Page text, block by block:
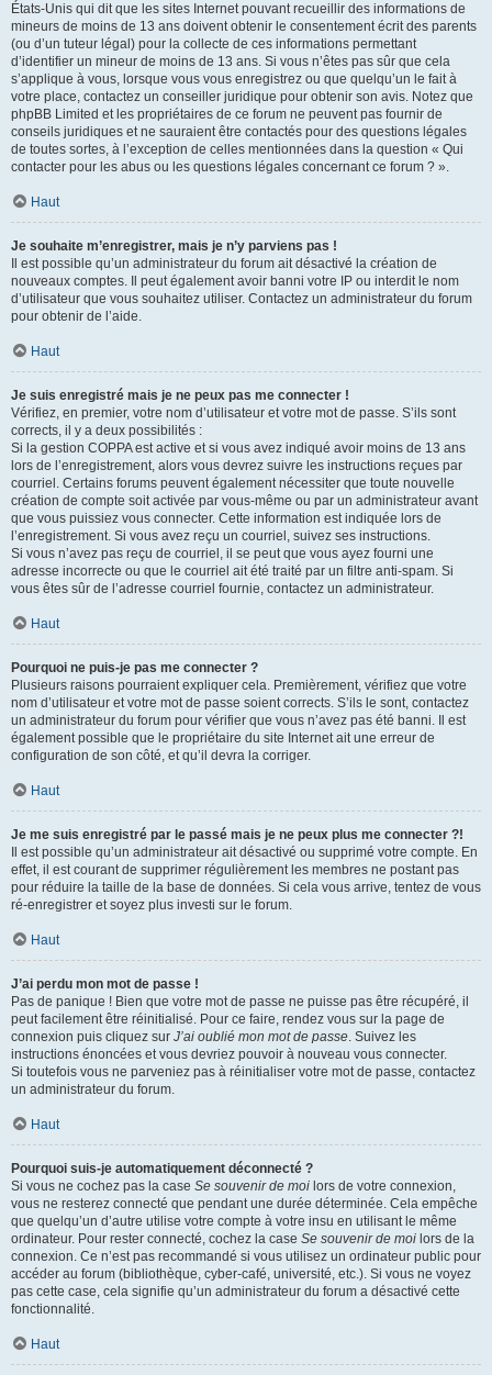
États-Unis qui dit que les sites Internet pouvant recueillir des informations de
mineurs de moins de 13 ans doivent obtenir le consentement écrit des parents
(ou d’un tuteur légal) pour la collecte de ces informations permettant
d’identifier un mineur de moins de 13 ans. Si vous n’êtes pas sûr que cela
s’applique à vous, lorsque vous vous enregistrez ou que quelqu’un le fait à
votre place, contactez un conseiller juridique pour obtenir son avis. Notez que
phpBB Limited et les propriétaires de ce forum ne peuvent pas fournir de
conseils juridiques et ne sauraient être contactés pour des questions légales
de toutes sortes, à l’exception de celles mentionnées dans la question « Qui
contacter pour les abus ou les questions légales concernant ce forum ? ».
Haut
Je souhaite m’enregistrer, mais je n’y parviens pas !
Il est possible qu’un administrateur du forum ait désactivé la création de
nouveaux comptes. Il peut également avoir banni votre IP ou interdit le nom
d’utilisateur que vous souhaitez utiliser. Contactez un administrateur du forum
pour obtenir de l’aide.
Haut
Je suis enregistré mais je ne peux pas me connecter !
Vérifiez, en premier, votre nom d’utilisateur et votre mot de passe. S’ils sont
corrects, il y a deux possibilités :
Si la gestion COPPA est active et si vous avez indiqué avoir moins de 13 ans
lors de l’enregistrement, alors vous devrez suivre les instructions reçues par
courriel. Certains forums peuvent également nécessiter que toute nouvelle
création de compte soit activée par vous-même ou par un administrateur avant
que vous puissiez vous connecter. Cette information est indiquée lors de
l’enregistrement. Si vous avez reçu un courriel, suivez ses instructions.
Si vous n’avez pas reçu de courriel, il se peut que vous ayez fourni une
adresse incorrecte ou que le courriel ait été traité par un filtre anti-spam. Si
vous êtes sûr de l’adresse courriel fournie, contactez un administrateur.
Haut
Pourquoi ne puis-je pas me connecter ?
Plusieurs raisons pourraient expliquer cela. Premièrement, vérifiez que votre
nom d’utilisateur et votre mot de passe soient corrects. S’ils le sont, contactez
un administrateur du forum pour vérifier que vous n’avez pas été banni. Il est
également possible que le propriétaire du site Internet ait une erreur de
configuration de son côté, et qu’il devra la corriger.
Haut
Je me suis enregistré par le passé mais je ne peux plus me connecter ?!
Il est possible qu’un administrateur ait désactivé ou supprimé votre compte. En
effet, il est courant de supprimer régulièrement les membres ne postant pas
pour réduire la taille de la base de données. Si cela vous arrive, tentez de vous
ré-enregistrer et soyez plus investi sur le forum.
Haut
J’ai perdu mon mot de passe !
Pas de panique ! Bien que votre mot de passe ne puisse pas être récupéré, il
peut facilement être réinitialisé. Pour ce faire, rendez vous sur la page de
connexion puis cliquez sur J’ai oublié mon mot de passe. Suivez les
instructions énoncées et vous devriez pouvoir à nouveau vous connecter.
Si toutefois vous ne parveniez pas à réinitialiser votre mot de passe, contactez
un administrateur du forum.
Haut
Pourquoi suis-je automatiquement déconnecté ?
Si vous ne cochez pas la case Se souvenir de moi lors de votre connexion,
vous ne resterez connecté que pendant une durée déterminée. Cela empêche
que quelqu’un d’autre utilise votre compte à votre insu en utilisant le même
ordinateur. Pour rester connecté, cochez la case Se souvenir de moi lors de la
connexion. Ce n’est pas recommandé si vous utilisez un ordinateur public pour
accéder au forum (bibliothèque, cyber-café, université, etc.). Si vous ne voyez
pas cette case, cela signifie qu’un administrateur du forum a désactivé cette
fonctionnalité.
Haut